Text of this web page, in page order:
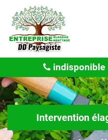
indisponible
Intervention